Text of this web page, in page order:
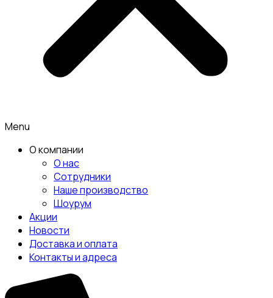
Menu
О компании
О нас
Сотрудники
Наше производство
Шоурум
Акции
Новости
Доставка и оплата
Контакты и адреса